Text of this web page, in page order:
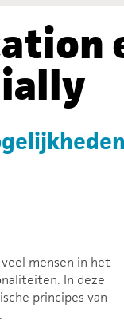
mensen in het
In deze
principes van